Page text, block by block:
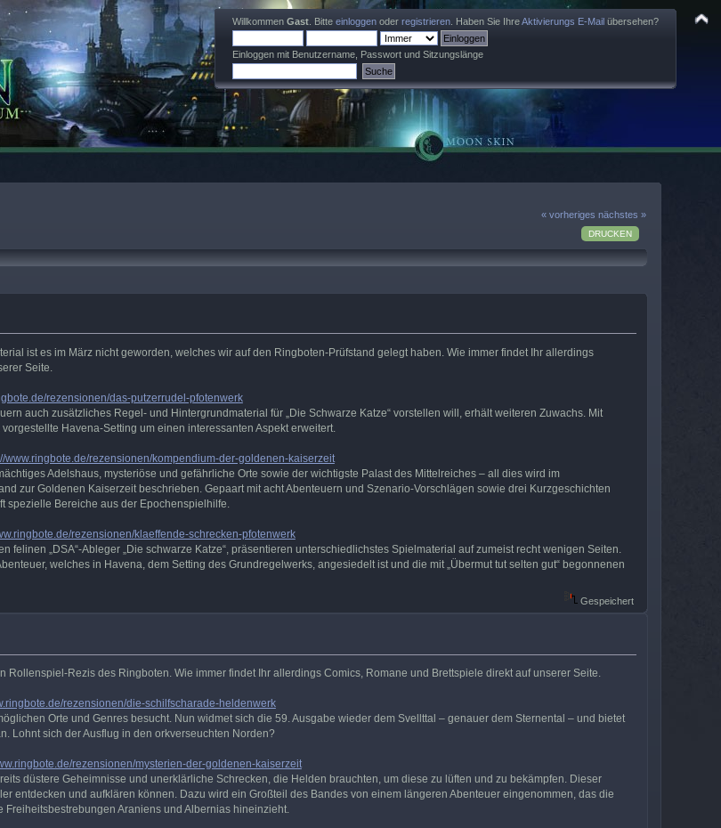
Willkommen Gast . Bitte einloggen oder registrieren . Haben Sie IhreAktivierungs E-Mail übersehen?
Einloggen mit Benutzername, Passwort und Sitzungslänge
« vorheriges nächstes »
DRUCKEN
ist es im März nicht geworden, welches wir auf den Ringboten-Prüfstand gelegt haben. Wie immer findet Ihr allerdings
Seite.
rezensionen/das-putzerrudel-pfotenwerk
auch zusätzliches Regel- und Hintergrundmaterial für „Die Schwarze Katze“ vorstellen will, erhält weiteren Zuwachs. Mit
Havena-Setting um einen interessanten Aspekt erweitert.
www.ringbote.de/rezensionen/kompendium-der-goldenen-kaiserzeit
Adelshaus, mysteriöse und gefährliche Orte sowie der wichtigste Palast des Mittelreiches – all dies wird im
zur Goldenen Kaiserzeit beschrieben. Gepaart mit acht Abenteuern und Szenario-Vorschlägen sowie drei Kurzgeschichten
spezielle Bereiche aus der Epochenspielhilfe.
rezensionen/klaeffende-schrecken-pfotenwerk
felinen „DSA“-Ableger „Die schwarze Katze“, präsentieren unterschiedlichstes Spielmaterial auf zumeist recht wenigen Seiten.
welches in Havena, dem Setting des Grundregelwerks, angesiedelt ist und die mit „Übermut tut selten gut“ begonnenen
Gespeichert
Rollenspiel-Rezis des Ringboten. Wie immer findet Ihr allerdings Comics, Romane und Brettspiele direkt auf unserer Seite.
rezensionen/die-schilfscharade-heldenwerk
Orte und Genres besucht. Nun widmet sich die 59. Ausgabe wieder dem Svellttal – genauer dem Sternental – und bietet
Lohnt sich der Ausflug in den orkverseuchten Norden?
rezensionen/mysterien-der-goldenen-kaiserzeit
düstere Geheimnisse und unerklärliche Schrecken, die Helden brauchten, um diese zu lüften und zu bekämpfen. Dieser
entdecken und aufklären können. Dazu wird ein Großteil des Bandes von einem längeren Abenteuer eingenommen, das die
Araniens und Albernias hineinzieht.